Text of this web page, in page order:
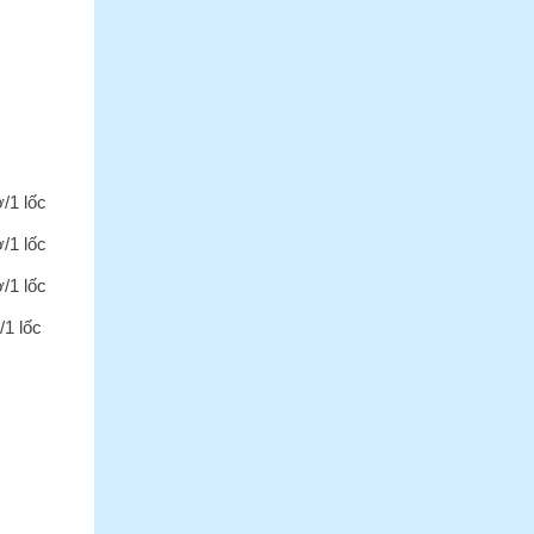
1 lốc
1 lốc
1 lốc
1 lốc